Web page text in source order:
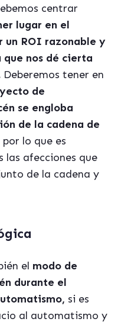
centrar
lugar en el
un ROI razonable y
nos dé cierta
Deberemos tener en
de
se engloba
de la cadena de
por lo que es
las afecciones que
de la cadena y
el modo de
durante el
si es
al automatismo y